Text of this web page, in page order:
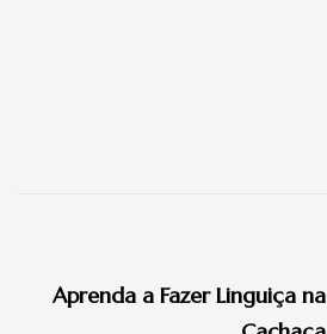
post
Aprenda a Fazer Linguiça na